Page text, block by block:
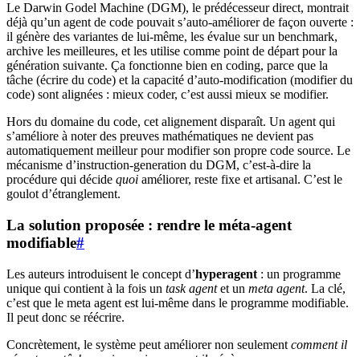
Le Darwin Godel Machine (DGM), le prédécesseur direct, montrait
déjà qu’un agent de code pouvait s’auto-améliorer de façon ouverte :
il génère des variantes de lui-même, les évalue sur un benchmark,
archive les meilleures, et les utilise comme point de départ pour la
génération suivante. Ça fonctionne bien en coding, parce que la
tâche (écrire du code) et la capacité d’auto-modification (modifier du
code) sont alignées : mieux coder, c’est aussi mieux se modifier.
Hors du domaine du code, cet alignement disparaît. Un agent qui
s’améliore à noter des preuves mathématiques ne devient pas
automatiquement meilleur pour modifier son propre code source. Le
mécanisme d’instruction-generation du DGM, c’est-à-dire la
procédure qui décide quoi améliorer, reste fixe et artisanal. C’est le
goulot d’étranglement.
La solution proposée : rendre le méta-agent
modifiable#
Les auteurs introduisent le concept d’hyperagent : un programme
unique qui contient à la fois un task agentet un meta agent. La clé,
c’est que le meta agent est lui-même dans le programme modifiable.
Il peut donc se réécrire.
Concrètement, le système peut améliorer non seulement comment il